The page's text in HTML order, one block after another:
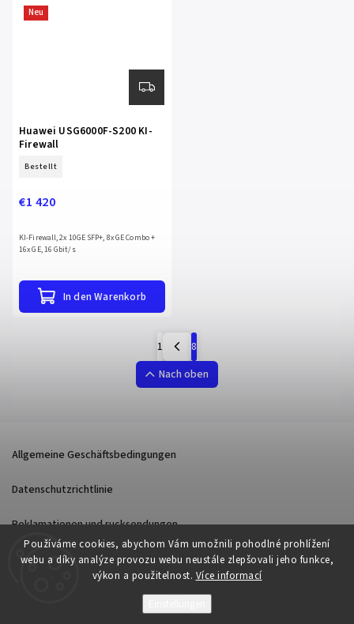
Používáme cookies, abychom Vám umožnili pohodlné prohlížení
webu a díky analýze provozu webu neustále zlepšovali jeho funkce,
výkon a použitelnost. Více informací
Neu
Huawei USG6000F-S200 KI-
Firewall
Bestellt
€1 420
In den Warenkorb
KI-Firewall, 2x 10GE SFP+, 8x GE Combo +
16x GE, 16 Gbit/s
1
8
Nach oben
Allgemeine Geschäftsbedingungen
Datenschutzrichtlinie
Reklamationen und rucksendungen